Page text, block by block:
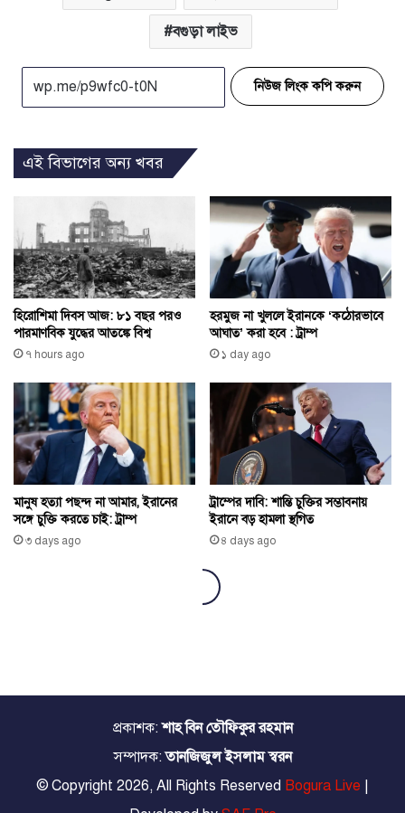
প্রকাশক:শাহ বিন তৌফিকুর রহমান
সম্পাদক:তানজিজুল ইসলাম স্বরন
© Copyright 2026, All Rights Reserved Bogura Live |